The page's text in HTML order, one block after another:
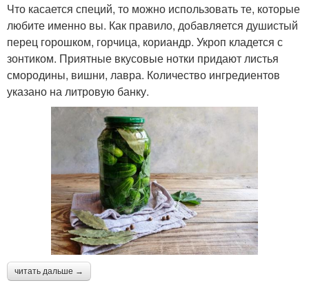
Что касается специй, то можно использовать те, которые
любите именно вы. Как правило, добавляется душистый
перец горошком, горчица, кориандр. Укроп кладется с
зонтиком. Приятные вкусовые нотки придают листья
смородины, вишни, лавра. Количество ингредиентов
указано на литровую банку.
читать дальше →